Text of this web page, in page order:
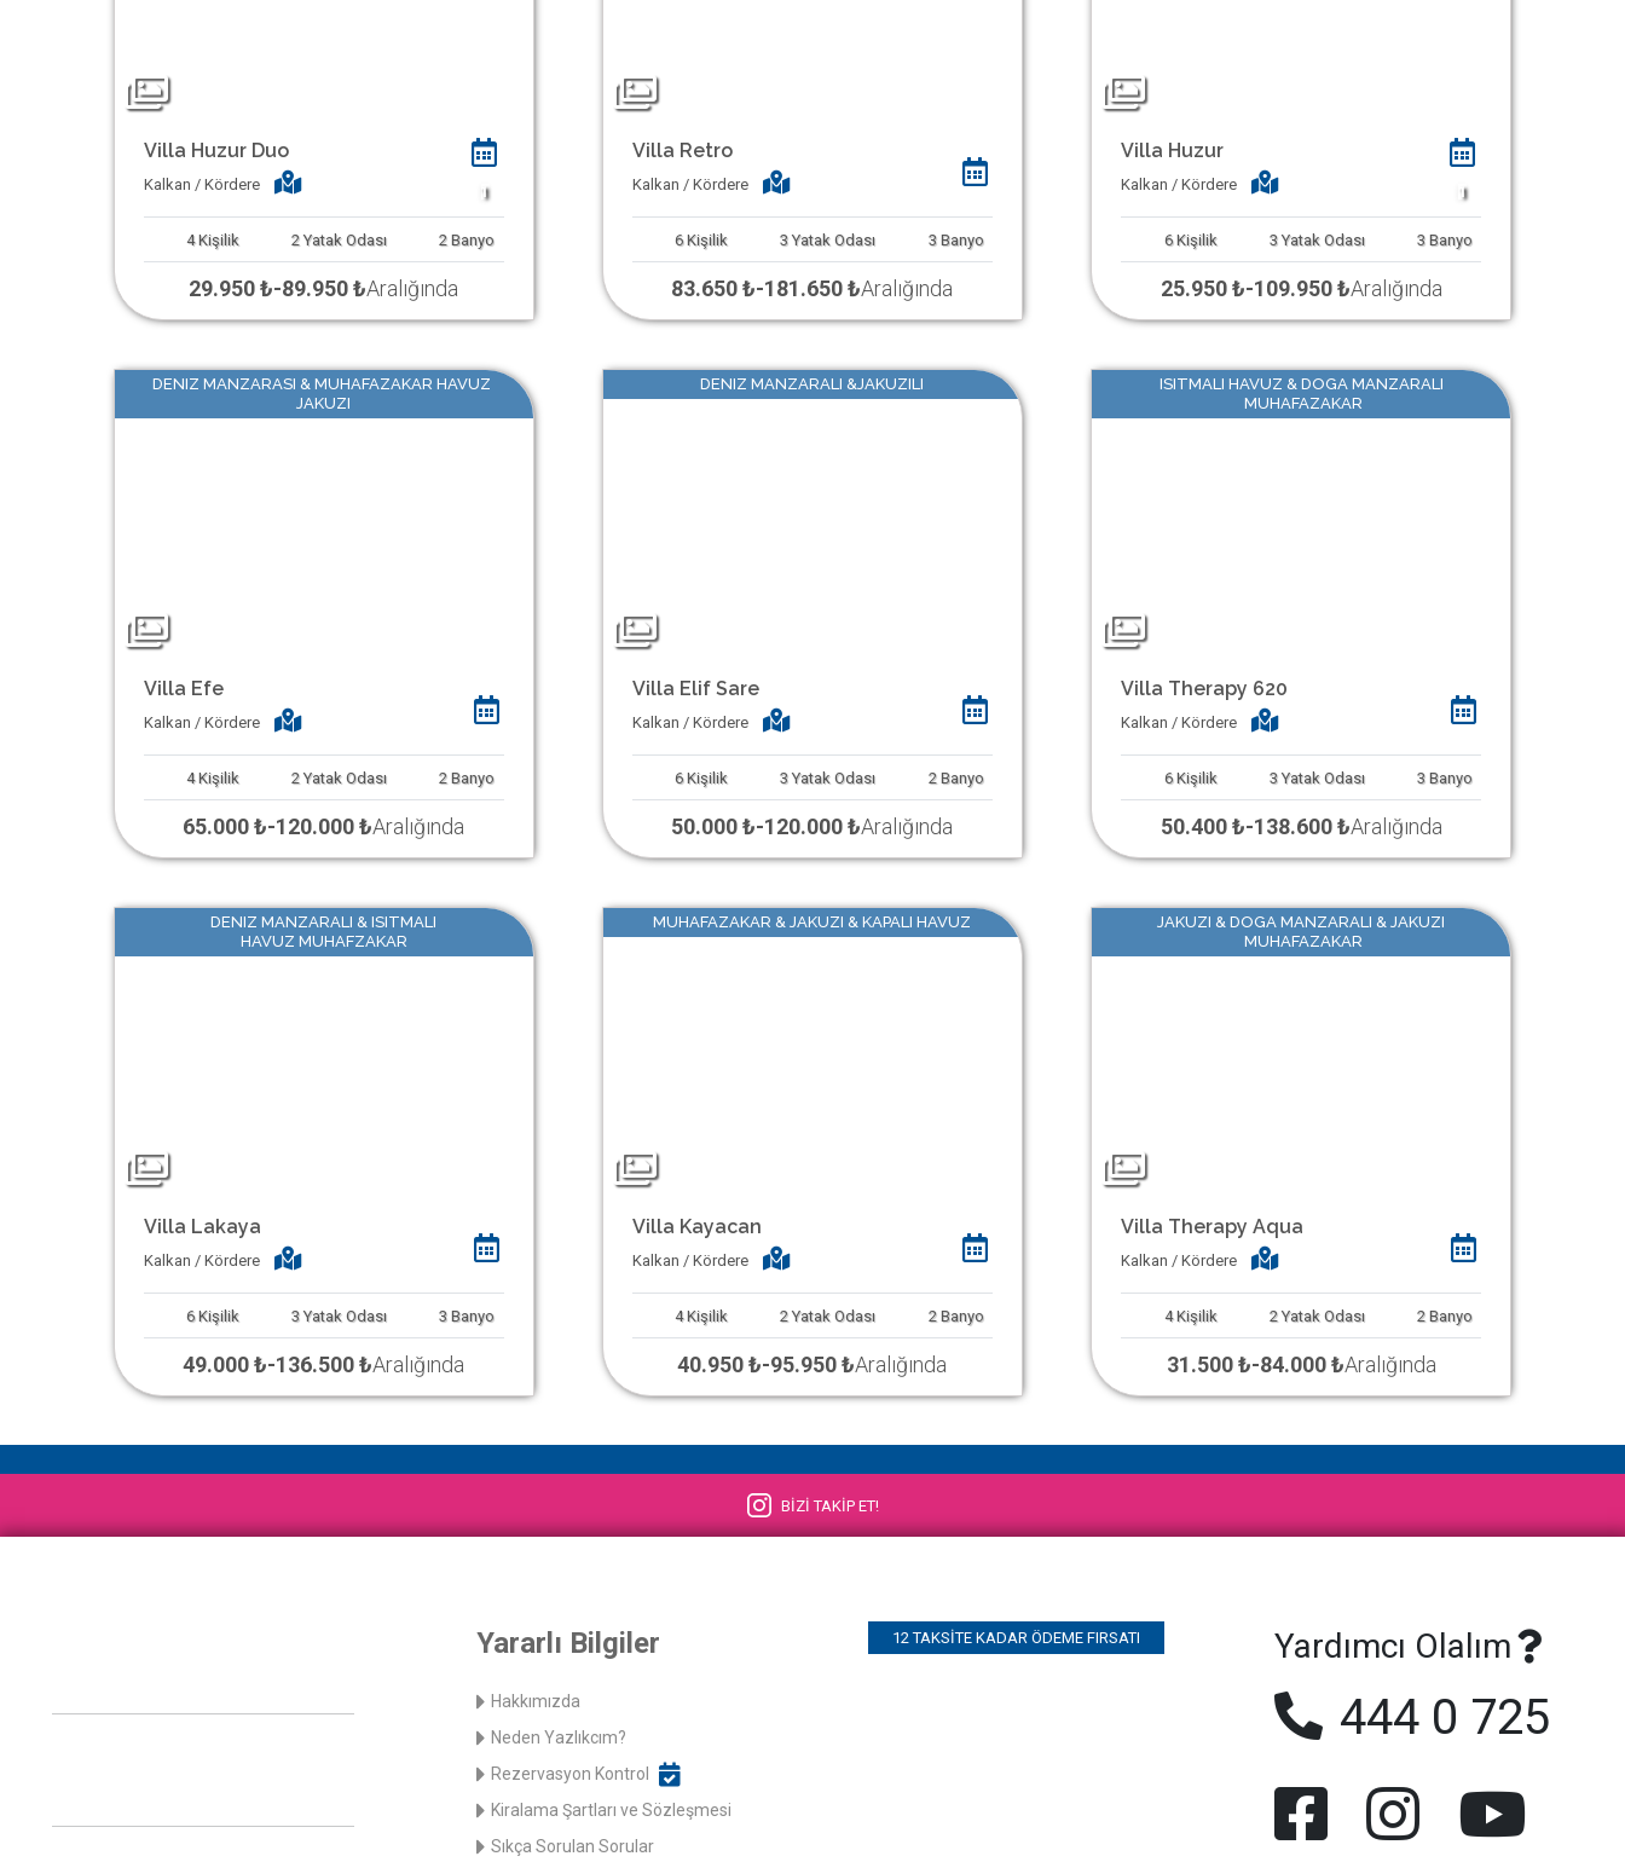
Villa Huzur Duo
Kalkan / Kördere 1
4 Kişilik 2 Yatak Odası 2 Banyo
29.950 ₺-89.950 ₺Aralığında
Villa Retro
Kalkan / Kördere
6 Kişilik 3 Yatak Odası 3 Banyo
83.650 ₺-181.650 ₺Aralığında
Villa Huzur
Kalkan / Kördere 1
6 Kişilik 3 Yatak Odası 3 Banyo
25.950 ₺-109.950 ₺Aralığında
DENIZ MANZARASI & MUHAFAZAKAR HAVUZ
JAKUZI
Villa Efe
Kalkan / Kördere
4 Kişilik 2 Yatak Odası 2 Banyo
65.000 ₺-120.000 ₺Aralığında
DENIZ MANZARALI &JAKUZILI
Villa Elif Sare
Kalkan / Kördere
6 Kişilik 3 Yatak Odası 2 Banyo
50.000 ₺-120.000 ₺Aralığında
ISITMALI HAVUZ & DOGA MANZARALI
MUHAFAZAKAR
Villa Therapy 620
Kalkan / Kördere
6 Kişilik 3 Yatak Odası 3 Banyo
50.400 ₺-138.600 ₺Aralığında
DENIZ MANZARALI & ISITMALI
HAVUZ MUHAFZAKAR
Villa Lakaya
Kalkan / Kördere
6 Kişilik 3 Yatak Odası 3 Banyo
49.000 ₺-136.500 ₺Aralığında
MUHAFAZAKAR & JAKUZI & KAPALI HAVUZ
Villa Kayacan
Kalkan / Kördere
4 Kişilik 2 Yatak Odası 2 Banyo
40.950 ₺-95.950 ₺Aralığında
JAKUZI & DOGA MANZARALI & JAKUZI
MUHAFAZAKAR
Villa Therapy Aqua
Kalkan / Kördere
4 Kişilik 2 Yatak Odası 2 Banyo
31.500 ₺-84.000 ₺Aralığında
BİZİ TAKİP ET!
Yararlı Bilgiler
Hakkımızda
Neden Yazlıkcım?
Rezervasyon Kontrol
Kiralama Şartları ve Sözleşmesi
Sıkça Sorulan Sorular
12 TAKSITE KADAR ÖDEME FIRSATI Yardımcı Olalım
444 0 725